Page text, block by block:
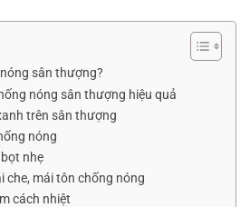
sân thượng?
nóng sân thượng hiệu quả
trên sân thượng
nóng
nhẹ
che, mái tôn chống nóng
cách nhiệt